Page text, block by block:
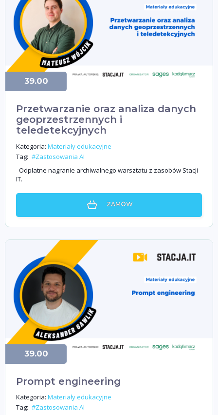
Przetwarzanie oraz analiza danych
geoprzestrzennych i
teledetekcyjnych
Kategoria: Materiały edukacyjne
Tag: #Zastosowania AI
Odpłatne nagranie archiwalnego warsztatu z zasobów Stacji
IT.
39.00
ZAMÓW
Prompt engineering
Kategoria: Materiały edukacyjne
Tag: #Zastosowania AI
39.00